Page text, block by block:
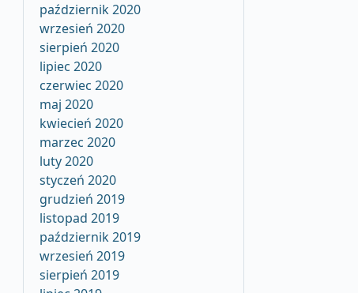
październik 2020
wrzesień 2020
sierpień 2020
lipiec 2020
czerwiec 2020
maj 2020
kwiecień 2020
marzec 2020
luty 2020
styczeń 2020
grudzień 2019
listopad 2019
październik 2019
wrzesień 2019
sierpień 2019